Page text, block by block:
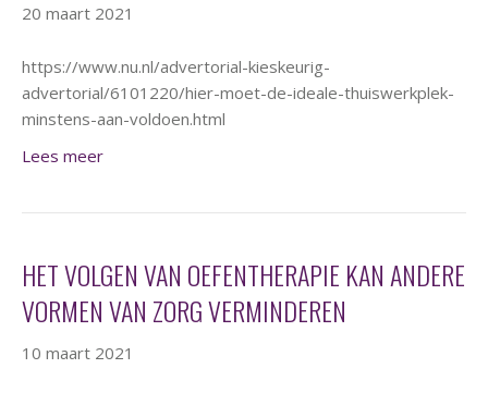
20 maart 2021
https://www.nu.nl/advertorial-kieskeurig-
advertorial/6101220/hier-moet-de-ideale-thuiswerkplek-
minstens-aan-voldoen.html
Lees meer
HET VOLGEN VAN OEFENTHERAPIE KAN ANDERE
VORMEN VAN ZORG VERMINDEREN
10 maart 2021